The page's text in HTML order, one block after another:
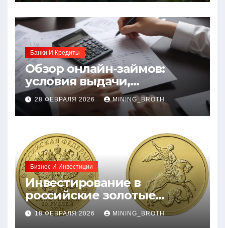
Банки И Кредиты
Обзор онлайн-займов:
условия выдачи,
процентные ставки и
требования к заемщикам
28 ФЕВРАЛЯ 2026 MINING_BROTH
Бизнес И Инвестиции
Инвестирование в
российские золотые
монеты: подробное
руководство
18 ФЕВРАЛЯ 2026 MINING_BROTH